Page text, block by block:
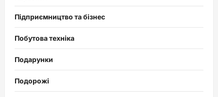
Підприємництво та бізнес
Побутова техніка
Подарунки
Подорожі